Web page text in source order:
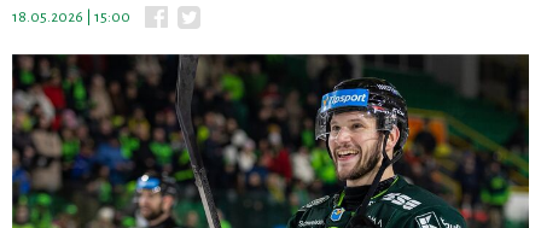
18.05.2026 | 15:00